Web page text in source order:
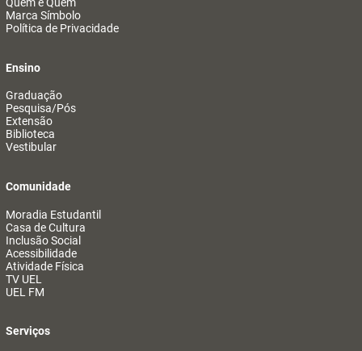
Quem é Quem
Marca Símbolo
Política de Privacidade
Ensino
Graduação
Pesquisa/Pós
Extensão
Biblioteca
Vestibular
Comunidade
Moradia Estudantil
Casa de Cultura
Inclusão Social
Acessibilidade
Atividade Física
TV UEL
UEL FM
Serviços